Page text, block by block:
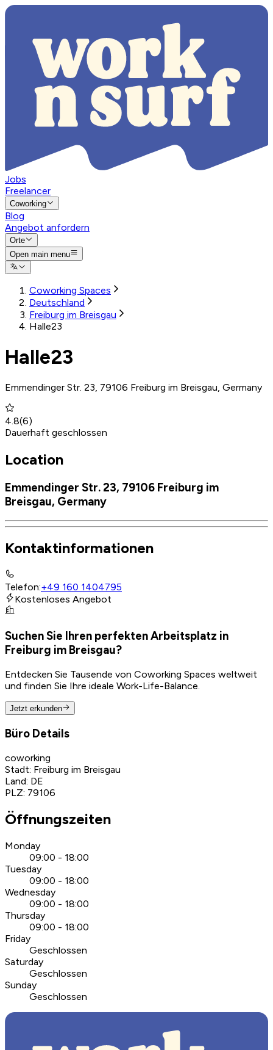
Jobs
Freelancer
Coworking
Blog
Angebot anfordern
Orte
Open main menu
Coworking Spaces
Deutschland
Freiburg im Breisgau
Halle23
Halle23
Emmendinger Str. 23, 79106 Freiburg im Breisgau, Germany
4.8(6)
Dauerhaft geschlossen
Location
Emmendinger Str. 23, 79106 Freiburg im
Breisgau, Germany
Kontaktinformationen
Telefon:+49 160 1404795
Kostenloses Angebot
Suchen Sie Ihren perfekten Arbeitsplatz in
Freiburg im Breisgau?
Entdecken Sie Tausende von Coworking Spaces weltweit
und finden Sie Ihre ideale Work-Life-Balance.
Jetzt erkunden
Büro Details
coworking
Stadt: Freiburg im Breisgau
Land: DE
PLZ: 79106
Öffnungszeiten
Monday
09:00 - 18:00
Tuesday
09:00 - 18:00
Wednesday
09:00 - 18:00
Thursday
09:00 - 18:00
Friday
Geschlossen
Saturday
Geschlossen
Sunday
Geschlossen